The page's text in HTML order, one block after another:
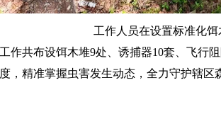
工作人员在设置标准化饵
作共布设饵木堆9处、诱捕器10套、飞行
，精准掌握虫害发生动态，全力守护辖区